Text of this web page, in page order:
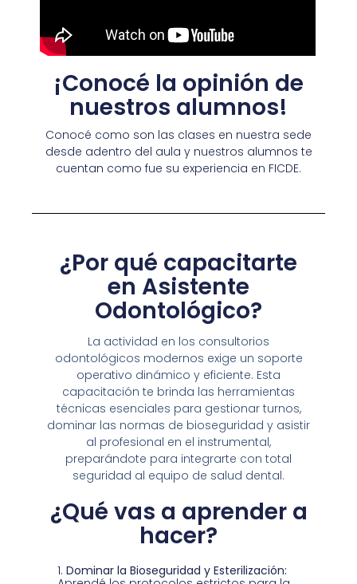
¡Conocé la opinión de
nuestros alumnos!
Conocé como son las clases en nuestra sede
desde adentro del aula y nuestros alumnos te
cuentan como fue su experiencia en FICDE.
¿Por qué capacitarte
en Asistente
Odontológico?
La actividad en los consultorios
odontológicos modernos exige un soporte
operativo dinámico y eficiente. Esta
capacitación te brinda las herramientas
técnicas esenciales para gestionar turnos,
dominar las normas de bioseguridad y asistir
al profesional en el instrumental,
preparándote para integrarte con total
seguridad al equipo de salud dental.
¿Qué vas a aprender a
hacer?
Dominar la Bioseguridad y Esterilización: